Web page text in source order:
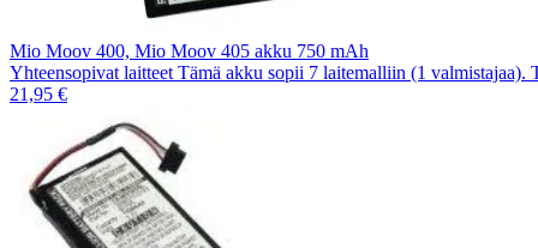
Mio Moov 400, Mio Moov 405 akku 750 mAh
Yhteensopivat laitteet Tämä akku sopii 7 laitemalliin (1 valmistajaa).
21,95 €